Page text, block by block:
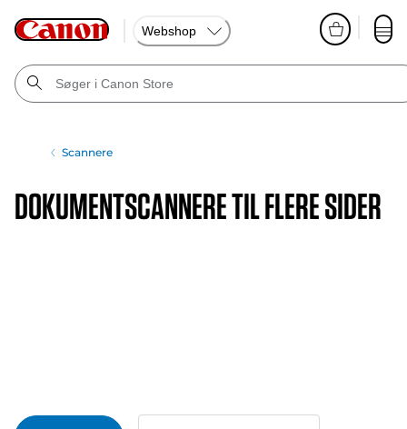
Webshop
Scannere
Dokumentscannere til flere sider